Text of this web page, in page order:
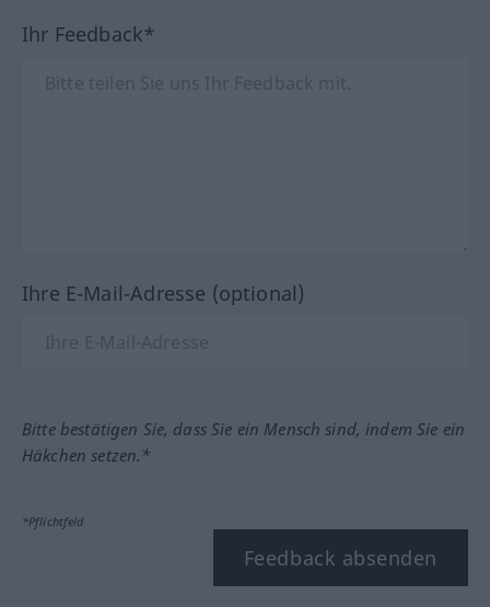
Ihr Feedback*
Ihre E-Mail-Adresse (optional)
Bitte bestätigen Sie, dass Sie ein Mensch sind, indem Sie ein
Häkchen setzen.*
*Pflichtfeld
Feedback absenden